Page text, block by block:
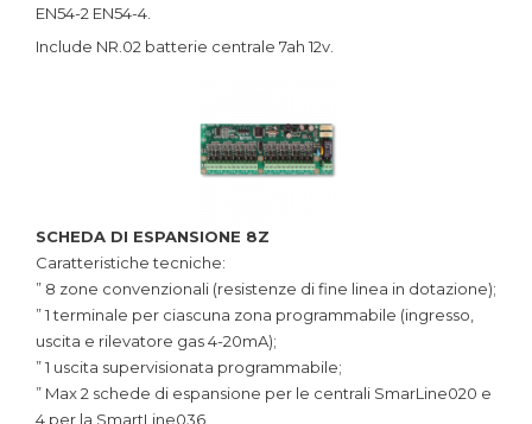
EN54-2 EN54-4.
Include NR.02 batterie centrale 7ah 12v.
SCHEDA DI ESPANSIONE 8Z
Caratteristiche tecniche:
” 8 zone convenzionali (resistenze di fine linea in dotazione);
” 1 terminale per ciascuna zona programmabile (ingresso,
uscita e rilevatore gas 4-20mA);
” 1 uscita supervisionata programmabile;
” Max 2 schede di espansione per le centrali SmarLine020 e
4 per la SmartLine036.